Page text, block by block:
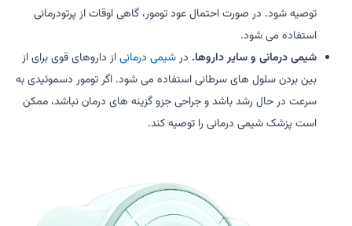
توصیه شود. در صورت احتمال عود تومور، گاهی اوقات از پرتودرمانی
استفاده می شود.
شیمی درمانی و سایر داروها. درشیمی درمانیاز داروهای قوی برای از
بین بردن سلول های سرطانی استفاده می شود. اگر تومور دسموئیدی به
سرعت در حال رشد باشد و جراحی جزو گزینه های درمان نباشد، ممکن
است پزشک شیمی درمانی را توصیه کند.